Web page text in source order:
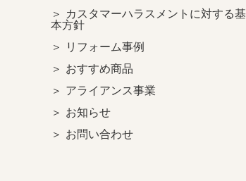
カスタマーハラスメントに対する基
本方針
リフォーム事例
おすすめ商品
アライアンス事業
お知らせ
お問い合わせ